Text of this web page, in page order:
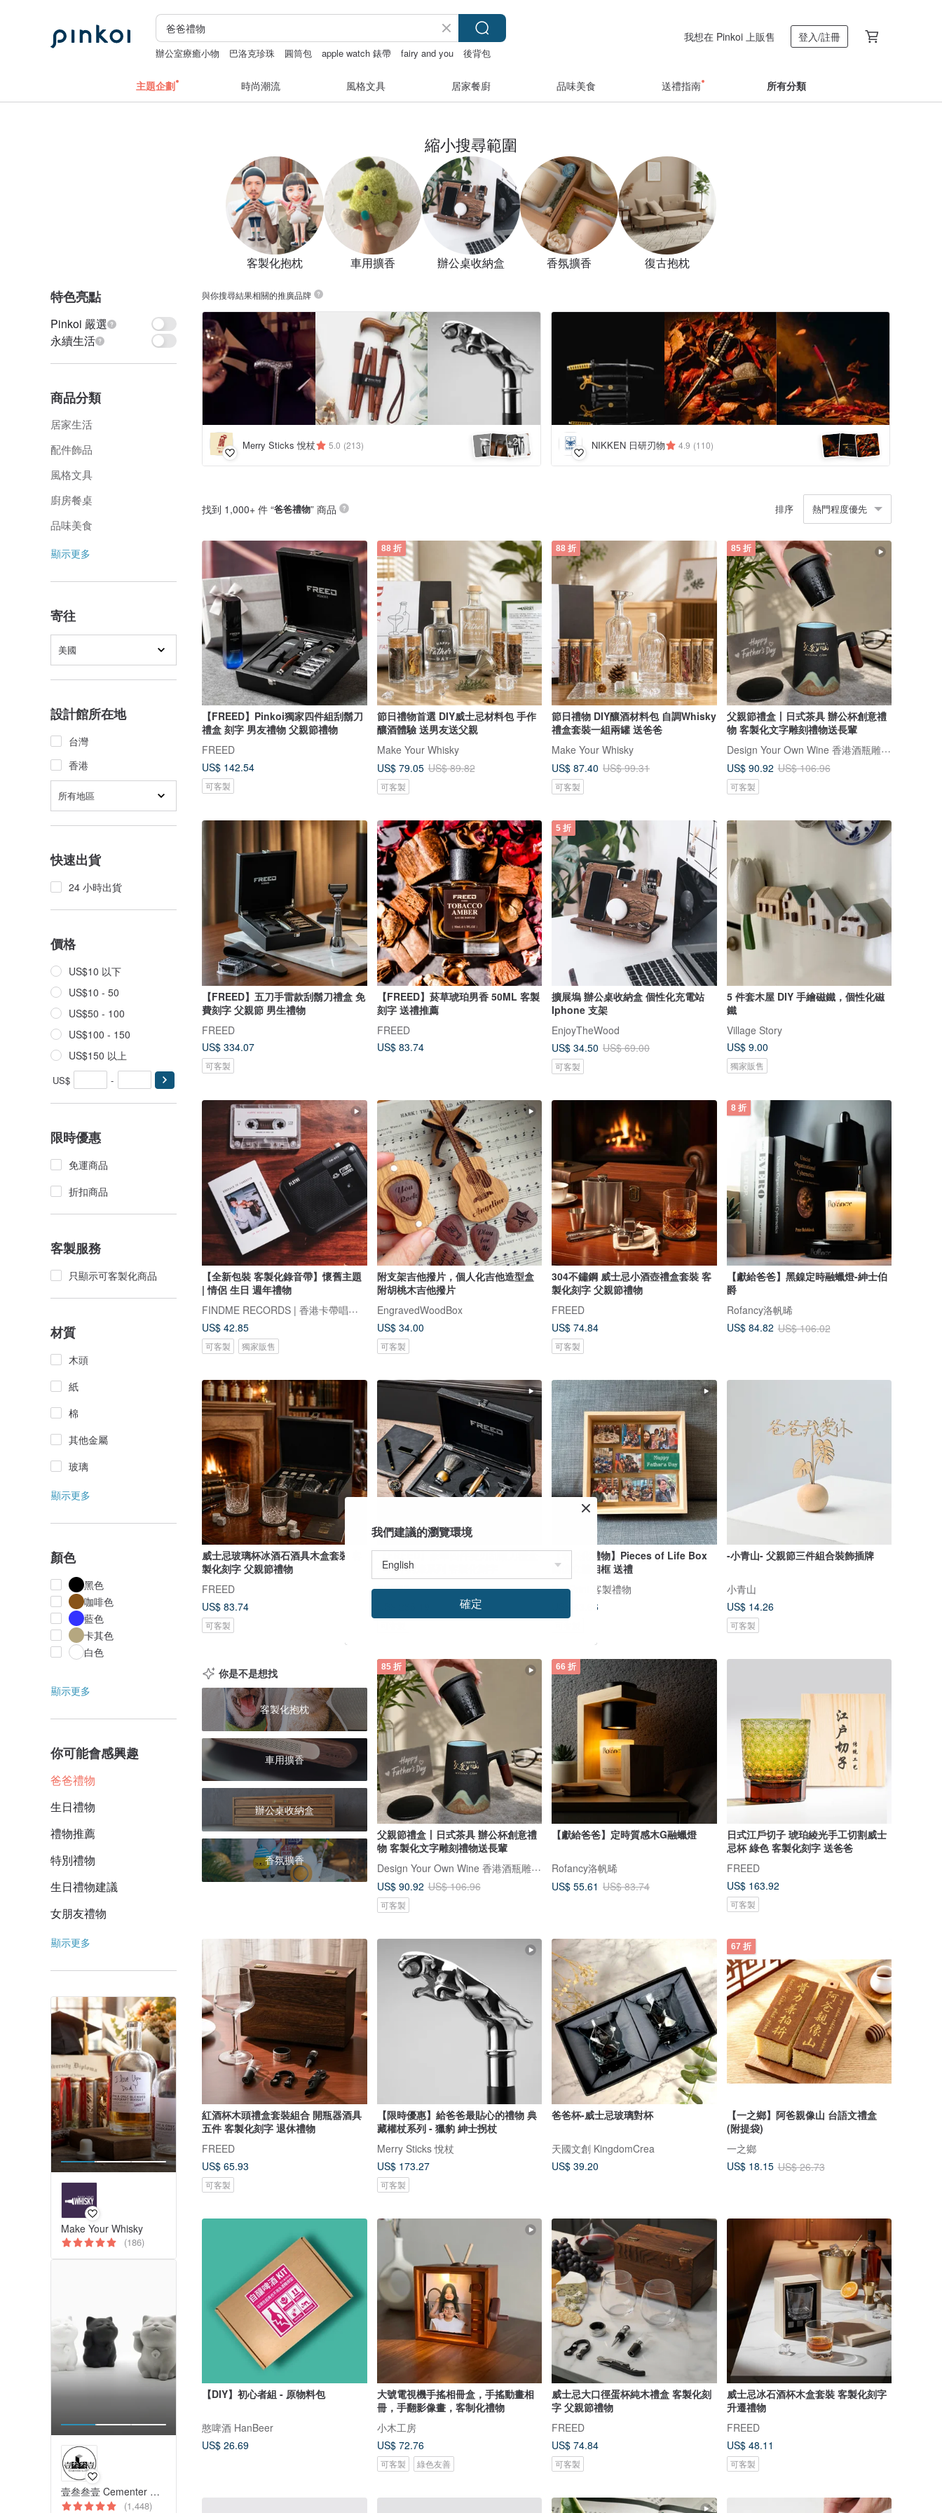
辦公室療癒小物 巴洛克珍珠 圓筒包 apple watch 錶帶 fairy and you
後背包
我想在 Pinkoi 上販售 登入/註冊
主題企劃 時尚潮流 風格文具 居家餐廚 品味美食 送禮指南 所有分類
縮小搜尋範圍
客製化抱枕 車用擴香 辦公桌收納盒 香氛擴香 復古抱枕
特色亮點
Pinkoi 嚴選
永續生活
商品分類
居家生活
配件飾品
風格文具
廚房餐桌
品味美食
顯示更多
寄往
美國
設計館所在地
台灣
香港
所有地區
快速出貨
24 小時出貨
價格
US$10 以下
US$10 - 50
US$50 - 100
US$100 - 150
US$150 以上
US$ -
限時優惠
免運商品
折扣商品
客製服務
只顯示可客製化商品
材質
木頭
紙
棉
其他金屬
玻璃
顯示更多
顏色
黑色
咖啡色
藍色
卡其色
白色
顯示更多
你可能會感興趣
爸爸禮物
生日禮物
禮物推薦
特別禮物
生日禮物建議
女朋友禮物
顯示更多
Make Your Whisky
(186)
壹叁叁壹 Cementer No.1331
(1,448)
與你搜尋結果相關的推廣品牌
Merry Sticks 悅杖 5.0 (213) +2 NIKKEN 日研刃物 4.9 (110)
找到 1,000+ 件 “爸爸禮物” 商品 排序 熱門程度優先
【FREED】Pinkoi獨家四件組刮鬍刀
禮盒 刻字 男友禮物 父親節禮物
FREED
US$ 142.54
可客製
88 折
節日禮物首選 DIY威士忌材料包 手作
釀酒體驗 送男友送父親
Make Your Whisky
US$ 79.05 US$ 89.82
可客製
88 折
節日禮物 DIY釀酒材料包 自調Whisky
禮盒套裝一組兩罐 送爸爸
Make Your Whisky
US$ 87.40 US$ 99.31
可客製
85 折
父親節禮盒丨日式茶具 辦公杯創意禮
物 客製化文字雕刻禮物送長輩
Design Your Own Wine 香港酒瓶雕刻禮品專門店
US$ 90.92 US$ 106.96
可客製
【FREED】五刀手雷款刮鬍刀禮盒 免
費刻字 父親節 男生禮物
FREED
US$ 334.07
可客製
【FREED】菸草琥珀男香 50ML 客製
刻字 送禮推薦
FREED
US$ 83.74
5 折
擴展塢 辦公桌收納盒 個性化充電站
Iphone 支架
EnjoyTheWood
US$ 34.50 US$ 69.00
可客製
5 件套木屋 DIY 手繪磁鐵，個性化磁
鐵
Village Story
US$ 9.00
獨家販售
【全新包裝 客製化錄音帶】懷舊主題
| 情侶 生日 週年禮物
FINDME RECORDS | 香港卡帶唱片生活店
US$ 42.85
可客製 獨家販售
附支架吉他撥片，個人化吉他造型盒
附胡桃木吉他撥片
EngravedWoodBox
US$ 34.00
可客製
304不鏽鋼 威士忌小酒壺禮盒套裝 客
製化刻字 父親節禮物
FREED
US$ 74.84
可客製
8 折
【獻給爸爸】黑鎳定時融蠟燈-紳士伯
爵
Rofancy洛帆晞
US$ 84.82 US$ 106.02
威士忌玻璃杯冰酒石酒具木盒套裝 客
製化刻字 父親節禮物
FREED
US$ 83.74
可客製
【FREED】豪華四件雙刃刮鬍刀禮盒-
一周年烤漆系列 客製化刻字
FREED
【客製化禮物】Pieces of Life Box
回憶立體相框 送禮
FunPrint 客製禮物
US$ 43.66
-小青山- 父親節三件組合裝飾插牌
小青山
US$ 14.26
可客製
你是不是想找
客製化抱枕
車用擴香
辦公桌收納盒
香氛擴香
85 折
父親節禮盒丨日式茶具 辦公杯創意禮
物 客製化文字雕刻禮物送長輩
Design Your Own Wine 香港酒瓶雕刻禮品專門店
US$ 90.92 US$ 106.96
可客製
66 折
【獻給爸爸】定時質感木G融蠟燈
Rofancy洛帆晞
US$ 55.61 US$ 83.74
日式江戶切子 琥珀綾光手工切割威士
忌杯 綠色 客製化刻字 送爸爸
FREED
US$ 163.92
可客製
紅酒杯木頭禮盒套裝組合 開瓶器酒具
五件 客製化刻字 退休禮物
FREED
US$ 65.93
可客製
【限時優惠】給爸爸最貼心的禮物 典
藏權杖系列 - 獵豹 紳士拐杖
Merry Sticks 悅杖
US$ 173.27
可客製
爸爸杯-威士忌玻璃對杯
天國文創 KingdomCrea
US$ 39.20
67 折
【一之鄉】阿爸親像山 台語文禮盒
(附提袋)
一之鄉
US$ 18.15 US$ 26.73
【DIY】初心者組 - 原物料包
憨啤酒 HanBeer
US$ 26.69
大號電視機手搖相冊盒，手搖動畫相
冊，手翻影像畫，客制化禮物
小木工房
US$ 72.76
可客製 綠色友善
威士忌大口徑蛋杯純木禮盒 客製化刻
字 父親節禮物
FREED
US$ 74.84
可客製
威士忌冰石酒杯木盒套裝 客製化刻字
升遷禮物
FREED
US$ 48.11
可客製
我們建議的瀏覽環境
確定